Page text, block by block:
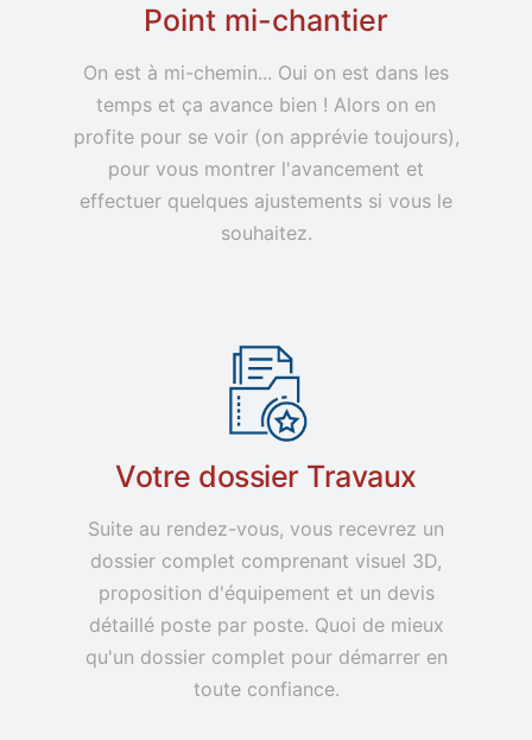
Point mi-chantier
On est à mi-chemin... Oui on est dans les
temps et ça avance bien ! Alors on en
profite pour se voir (on apprévie toujours),
pour vous montrer l'avancement et
effectuer quelques ajustements si vous le
souhaitez.
Votre dossier Travaux
Suite au rendez-vous, vous recevrez un
dossier complet comprenant visuel 3D,
proposition d'équipement et un devis
détaillé poste par poste. Quoi de mieux
qu'un dossier complet pour démarrer en
toute confiance.